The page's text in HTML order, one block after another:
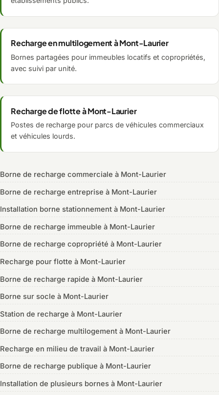
Recharge en multilogement à Mont-Laurier
Bornes partagées pour immeubles locatifs et copropriétés,
avec suivi par unité.
Recharge de flotte à Mont-Laurier
Postes de recharge pour parcs de véhicules commerciaux
et véhicules lourds.
Borne de recharge commerciale à Mont-Laurier
Borne de recharge entreprise à Mont-Laurier
Installation borne stationnement à Mont-Laurier
Borne de recharge immeuble à Mont-Laurier
Borne de recharge copropriété à Mont-Laurier
Recharge pour flotte à Mont-Laurier
Borne de recharge rapide à Mont-Laurier
Borne sur socle à Mont-Laurier
Station de recharge à Mont-Laurier
Borne de recharge multilogement à Mont-Laurier
Recharge en milieu de travail à Mont-Laurier
Borne de recharge publique à Mont-Laurier
Installation de plusieurs bornes à Mont-Laurier